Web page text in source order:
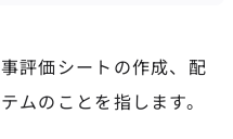
評価シートの作成、配
ムのことを指します。